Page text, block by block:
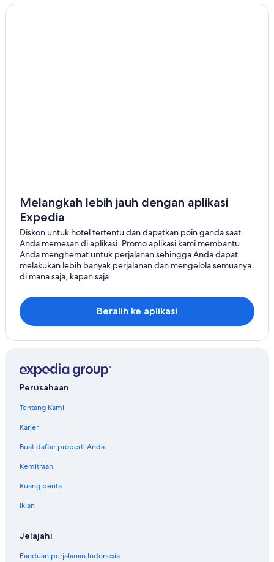
Melangkah lebih jauh dengan aplikasi
Expedia
Diskon untuk hotel tertentu dan dapatkan poin ganda saat
Anda memesan di aplikasi. Promo aplikasi kami membantu
Anda menghemat untuk perjalanan sehingga Anda dapat
melakukan lebih banyak perjalanan dan mengelola semuanya
di mana saja, kapan saja.
Beralih ke aplikasi
Perusahaan
Tentang Kami
Karier
Buat daftar properti Anda
Kemitraan
Ruang berita
Iklan
Jelajahi
Panduan perjalanan Indonesia